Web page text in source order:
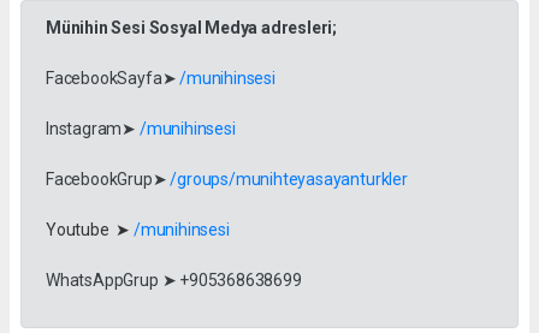
Münihin Sesi Sosyal Medya adresleri;
FacebookSayfa➤/munihinsesi
Instagram➤ /munihinsesi
FacebookGrup➤/groups/munihteyasayanturkler
Youtube ➤ /munihinsesi
WhatsAppGrup ➤ +905368638699